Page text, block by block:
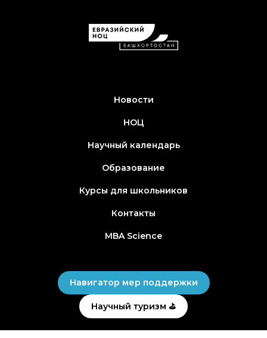
Новости
НОЦ
Научный календарь
Образование
Курсы для школьников
Контакты
MBA Science
Навигатор мер поддержки
Научный туризм ⛳